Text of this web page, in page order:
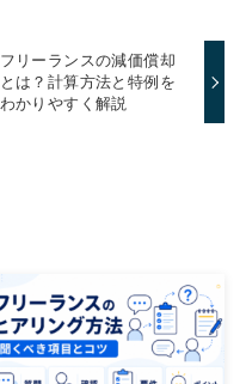
フリーランスの減価償却
とは？計算方法と特例を
わかりやすく解説